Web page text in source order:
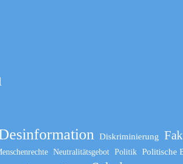
Diskriminierung
Neutralitätsgebot Politik Politische